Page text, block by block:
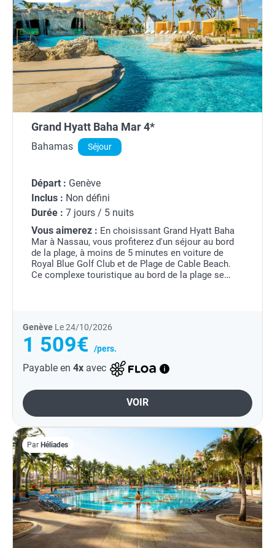
Grand Hyatt Baha Mar 4*
Bahamas Séjour
Départ : Genève
Inclus : Non défini
Durée : 7 jours / 5 nuits
Vous aimerez : En choisissant Grand Hyatt Baha
Mar à Nassau, vous profiterez d'un séjour au bord
de la plage, à moins de 5 minutes en voiture de
Royal Blue Golf Club et de Plage de Cable Beach.
Ce complexe touristique au bord de la plage se
Genève Le 24/10/2026
1 509€ /pers.
Payable en 4x avec
VOIR
Par Héliades